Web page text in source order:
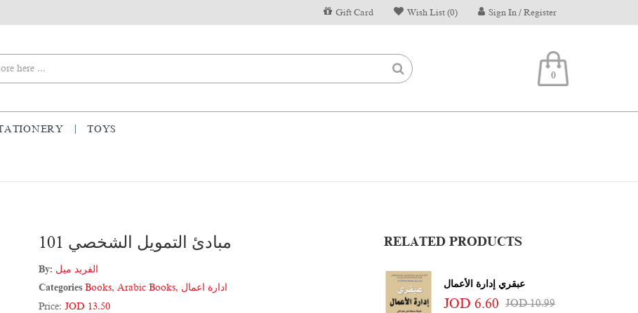
Gift Card Wish List (0) Sign In / Register
0
TOYS
101 مبادئ التمويل الشخصي
By: الفريد ميل
Categories Books, Arabic Books, ادارة اعمال
Price:JOD 13.50
RELATED PRODUCTS
عبقري إدارة الأعمال
JOD 6.60 JOD 10.99